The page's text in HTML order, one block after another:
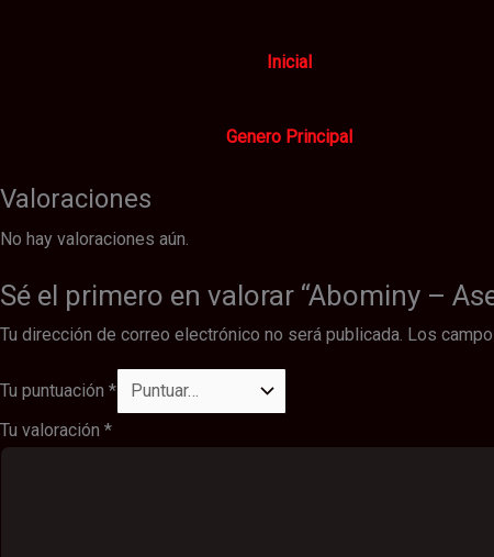
Inicial
Genero Principal
Valoraciones
No hay valoraciones aún.
Sé el primero en valorar “Abominy –
Tu dirección de correo electrónico no será publicada. Los
Tu puntuación *
Tu valoración *